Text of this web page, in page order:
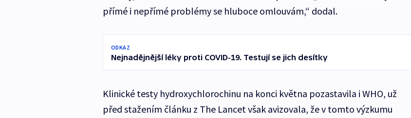
přímé i nepřímé problémy se hluboce omlouvám,“ dodal.
ODKAZ
Nejnadějnější léky proti COVID-19. Testují se jich desítky
Klinické testy hydroxychlorochinu na konci května pozastavila i WHO, už
před stažením článku z The Lancet však avizovala, že v tomto výzkumu